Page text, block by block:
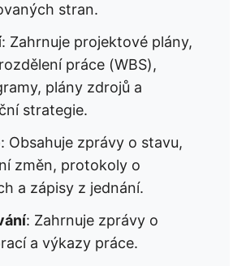
stran.
: Zahrnuje projektové plány,
práce (WBS),
plány zdrojů a
strategie.
: Obsahuje zprávy o stavu,
změn, protokoly o
a zápisy z jednání.
: Zahrnuje zprávy o
a výkazy práce.